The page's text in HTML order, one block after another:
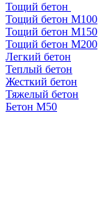
Тощий бетон
Тощий бетон М100
Тощий бетон М150
Тощий бетон М200
Легкий бетон
Теплый бетон
Жесткий бетон
Тяжелый бетон
Бетон М50